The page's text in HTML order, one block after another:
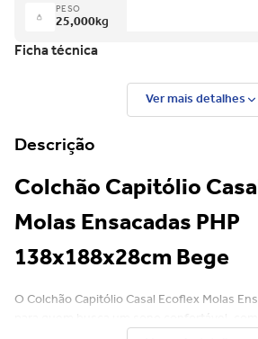
PESO
25,000kg
Ficha técnica
Ver mais detalhes
Descrição
Colchão Capitólio
Molas Ensacadas PHP
138x188x28cm Bege
O Colchão Capitólio Casal Ecoflex Molas